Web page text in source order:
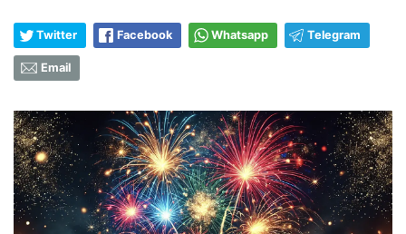
Twitter Facebook Whatsapp Telegram
Email